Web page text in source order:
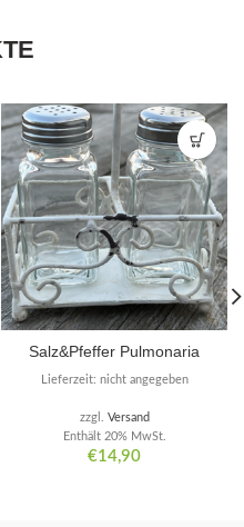
Salz&Pfeffer Pulmonaria
€14,90
Enthält 20% MwSt.
zzgl. Versand
Lieferzeit: nicht angegeben